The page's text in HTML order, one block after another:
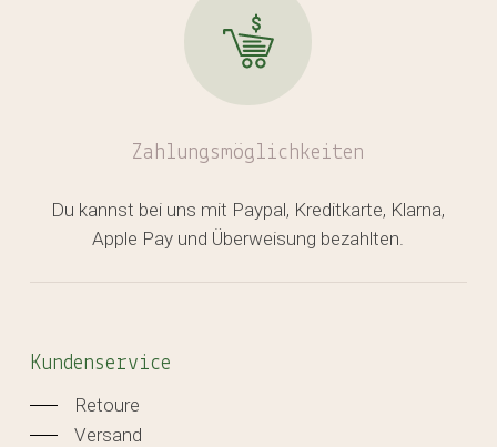
Zahlungsmöglichkeiten
Du kannst bei uns mit Paypal, Kreditkarte, Klarna,
Apple Pay und Überweisung bezahlten.
Kundenservice
Retoure
Versand